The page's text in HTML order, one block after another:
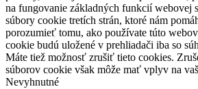
na fungovanie základných funkcií webovej
súbory cookie tretích strán, ktoré nám
porozumieť tomu, ako používate túto
cookie budú uložené v prehliadači iba so
Máte tiež možnosť zrušiť tieto cookies.
súborov cookie však môže mať vplyv na
Nevyhnutné